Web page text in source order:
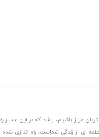
عزیز باشیم، باشد که در این مسیر
ای از زندگی شماست، راه اندازی